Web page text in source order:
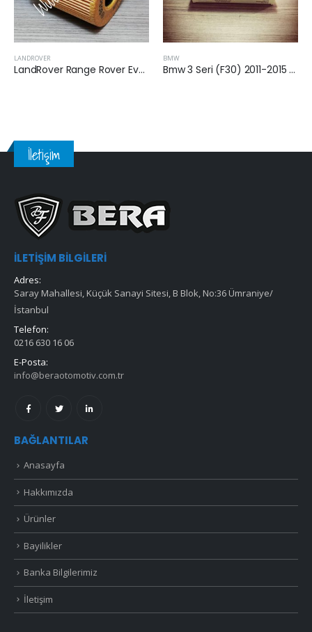
BMW
Bmw 3 Seri (F30) 2011-2015 Arası Benzinli Hava Filtresi
AUDI
Audi 100 1984 – 1990 Arası 1.8-2.0 Benzinli Hava Filtresi
İletişim
İLETIŞIM BILGILERI
Adres:
Saray Mahallesi, Küçük Sanayi Sitesi, B Blok, No:36 Ümraniye/
İstanbul
Telefon:
0216 630 16 06
E-Posta:
info@beraotomotiv.com.tr
BAĞLANTILAR
Anasayfa
Hakkımızda
Ürünler
Bayilikler
Banka Bilgilerimiz
İletişim